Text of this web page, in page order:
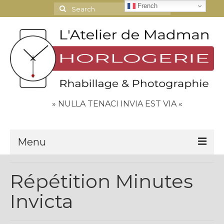
Search
for:
» NULLA TENACI INVIA EST VIA «
Menu
Contact
Espace Clients
Répétition Minutes
Invicta
French